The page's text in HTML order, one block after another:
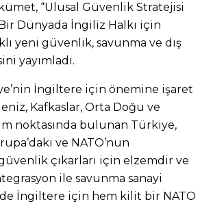
“Ulusal Güvenlik Stratejisi
Dünyada İngiliz Halkı için
yeni güvenlik, savunma ve dış
yayımladı.
İngiltere için önemine işaret
Kafkaslar, Orta Doğu ve
noktasında bulunan Türkiye,
ve NATO’nun
çıkarları için elzemdir ve
ile savunma sanayi
İngiltere için hem kilit bir NATO